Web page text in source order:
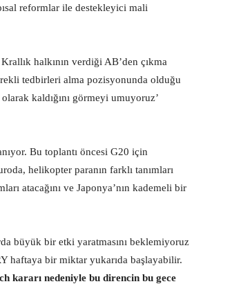
reformlar ile destekleyici mali
halkının verdiği AB’den çıkma
tedbirleri alma pozisyonunda olduğu
kaldığını görmeyi umuyoruz’
Bu toplantı öncesi G20 için
helikopter paranın farklı tanımları
atacağını ve Japonya’nın kademeli bir
büyük bir etki yaratmasını beklemiyoruz
haftaya bir miktar yukarıda başlayabilir.
kararı nedeniyle bu direncin bu gece